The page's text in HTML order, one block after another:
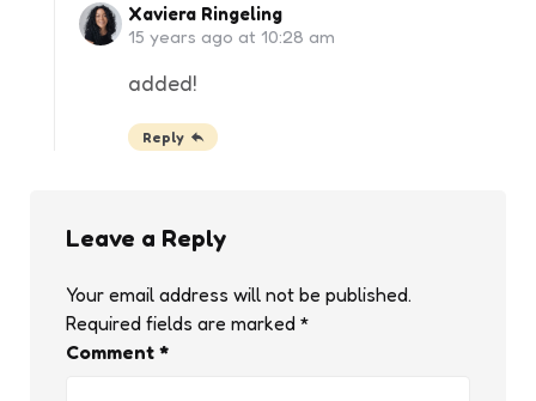
Xaviera Ringeling
15 years ago at 10:28 am
added!
Reply
Leave a Reply
Your email address will not be published.
Required fields are marked *
Comment *